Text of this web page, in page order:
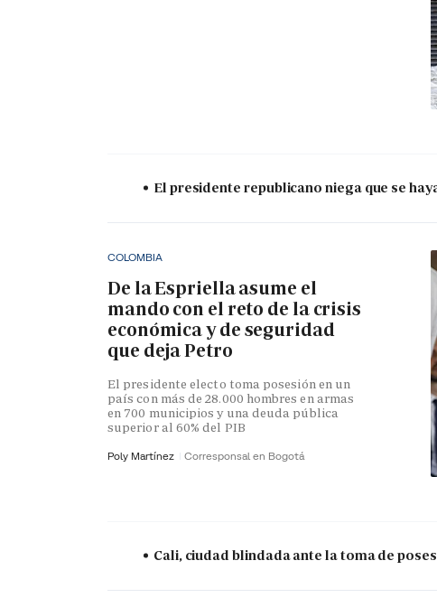
El presidente republicano niega que se
COLOMBIA
De la Espriella asume el
mando con el reto de la crisis
económica y de seguridad
que deja Petro
El presidente electo toma posesión en un
país con más de 28.000 hombres en armas
en 700 municipios y una deuda pública
superior al 60% del PIB
Poly Martínez Corresponsal en Bogotá
Cali, ciudad blindada ante la toma de